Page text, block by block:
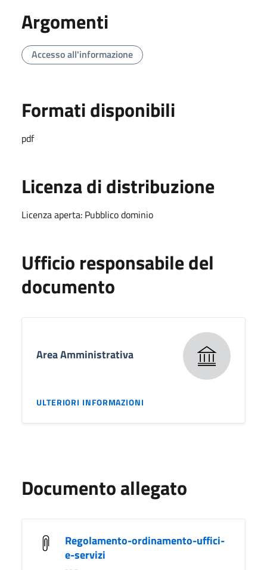
Argomenti
Accesso all'informazione
Formati disponibili
pdf
Licenza di distribuzione
Licenza aperta: Pubblico dominio
Ufficio responsabile del
documento
Area Amministrativa
ULTERIORI INFORMAZIONI
Documento allegato
Regolamento-ordinamento-uffici-
e-servizi